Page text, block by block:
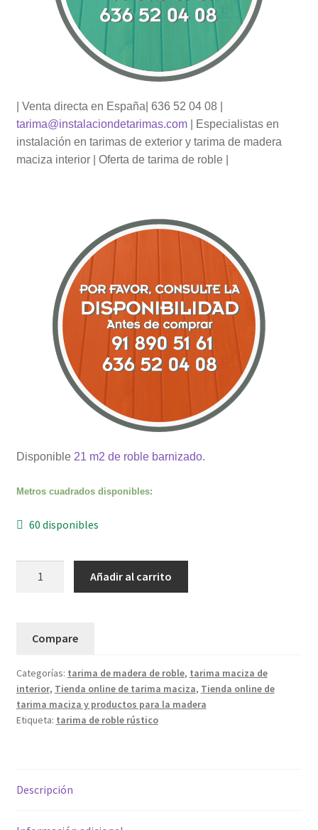
| Venta directa en España| 636 52 04 08 |
tarima@instalaciondetarimas.com| Especialistas en
instalación en tarimas de exterior y tarima de madera
maciza interior | Oferta de tarima de roble |
Disponible 21 m2 de roble barnizado.
Metros cuadrados disponibles:
60 disponibles
ofertas.
de
fin
de
stock
Añadir al carrito
Compare
Categorías: tarima de madera de roble, tarima maciza de
interior, Tienda online de tarima maciza, Tienda online de
tarima maciza y productos para la madera
Etiqueta: tarima de roble rústico
Descripción